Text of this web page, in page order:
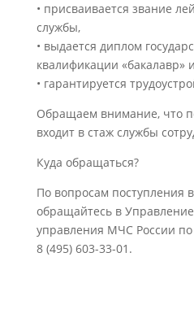
• присваивается звание
службы,
• выдается диплом
квалификации «бакалавр»
• гарантируется
Обращаем внимание, что
входит в стаж службы
Куда обращаться?
По вопросам поступления
обращайтесь в
управления МЧС России
8 (495) 603-33-01.